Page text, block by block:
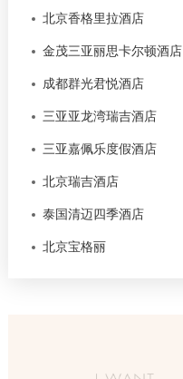
北京香格里拉酒店
金茂三亚丽思卡尔顿酒店
成都群光君悦酒店
三亚亚龙湾瑞吉酒店
三亚嘉佩乐度假酒店
北京瑞吉酒店
泰国清迈四季酒店
北京宝格丽